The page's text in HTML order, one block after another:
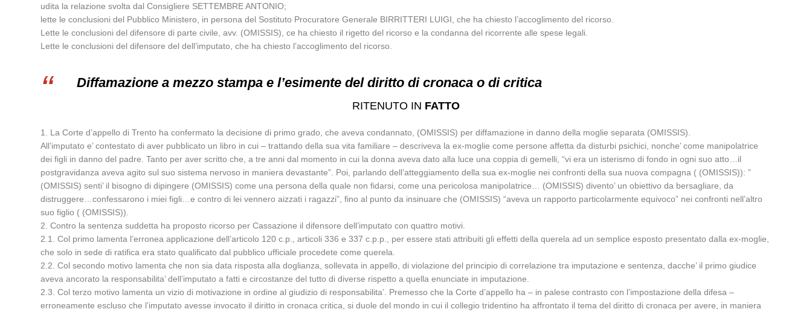
udita la relazione svolta dal Consigliere SETTEMBRE ANTONIO;
lette le conclusioni del Pubblico Ministero, in persona del Sostituto Procuratore Generale BIRRITTERI LUIGI, che ha chiesto l’accoglimento del ricorso.
Lette le conclusioni del difensore di parte civile, avv. (OMISSIS), ce ha chiesto il rigetto del ricorso e la condanna del ricorrente alle spese legali.
Lette le conclusioni del difensore del dell’imputato, che ha chiesto l’accoglimento del ricorso.
Diffamazione a mezzo stampa e l’esimente del diritto di cronaca o di critica
RITENUTO IN FATTO
1. La Corte d’appello di Trento ha confermato la decisione di primo grado, che aveva condannato, (OMISSIS) per diffamazione in danno della moglie separata (OMISSIS).
All’imputato e’ contestato di aver pubblicato un libro in cui – trattando della sua vita familiare – descriveva la ex-moglie come persone affetta da disturbi psichici, nonche’ come manipolatrice
dei figli in danno del padre. Tanto per aver scritto che, a tre anni dal momento in cui la donna aveva dato alla luce una coppia di gemelli, “vi era un isterismo di fondo in ogni suo atto…il
postgravidanza aveva agito sul suo sistema nervoso in maniera devastante”. Poi, parlando dell’atteggiamento della sua ex-moglie nei confronti della sua nuova compagna ( (OMISSIS)): ”
(OMISSIS) senti’ il bisogno di dipingere (OMISSIS) come una persona della quale non fidarsi, come una pericolosa manipolatrice… (OMISSIS) divento’ un obiettivo da bersagliare, da
distruggere…confessarono i miei figli…e contro di lei vennero aizzati i ragazzi”, fino al punto da insinuare che (OMISSIS) “aveva un rapporto particolarmente equivoco” nei confronti nell’altro
suo figlio ( (OMISSIS)).
2. Contro la sentenza suddetta ha proposto ricorso per Cassazione il difensore dell’imputato con quattro motivi.
2.1. Col primo lamenta l’erronea applicazione dell’articolo 120 c.p., articoli 336 e 337 c.p.p., per essere stati attribuiti gli effetti della querela ad un semplice esposto presentato dalla ex-moglie,
che solo in sede di ratifica era stato qualificato dal pubblico ufficiale procedete come querela.
2.2. Col secondo motivo lamenta che non sia data risposta alla doglianza, sollevata in appello, di violazione del principio di correlazione tra imputazione e sentenza, dacche’ il primo giudice
aveva ancorato la responsabilita’ dell’imputato a fatti e circostanze del tutto di diverse rispetto a quella enunciate in imputazione.
2.3. Col terzo motivo lamenta un vizio di motivazione in ordine al giudizio di responsabilita’. Premesso che la Corte d’appello ha – in palese contrasto con l’impostazione della difesa –
erroneamente escluso che l’imputato avesse invocato il diritto in cronaca critica, si duole del mondo in cui il collegio tridentino ha affrontato il tema del diritto di cronaca per avere, in maniera